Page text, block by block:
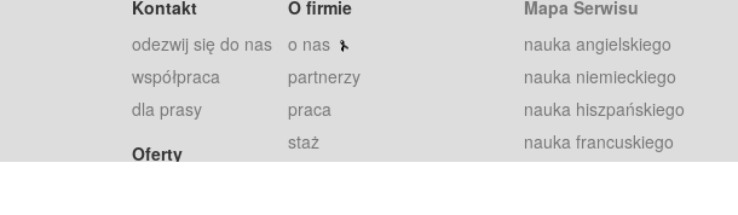
Kontakt
odezwij się do nas
współpraca
dla prasy
Oferty
O firmie
o nas
partnerzy
praca
staż
Mapa Serwisu
nauka angielskiego
nauka niemieckiego
nauka hiszpańskiego
nauka francuskiego